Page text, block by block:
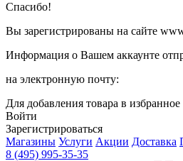
Спасибо!
Вы зарегистрированы на сайте
Информация о Вашем аккаунте
на электронную почту:
Для добавления товара в
Войти
Зарегистрироваться
Магазины Услуги Акции Доставка
8 (495) 995-35-35